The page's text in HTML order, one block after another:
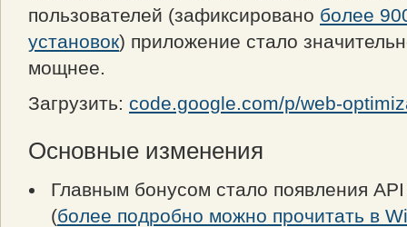
пользователей (зафиксировано более
установок) приложение стало
мощнее.
Загрузить: code.google.com/p/web-
Основные изменения
Главным бонусом стало появления
(более подробно можно прочитать в